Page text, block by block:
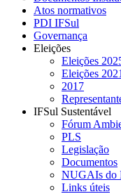
Atos normativos
PDI IFSul
Governança
Eleições
Eleições
Eleições 2021
2017
IFSul Sustentável
Fórum
PLS
Legislação
Documentos
NUGAIs do
Links úteis